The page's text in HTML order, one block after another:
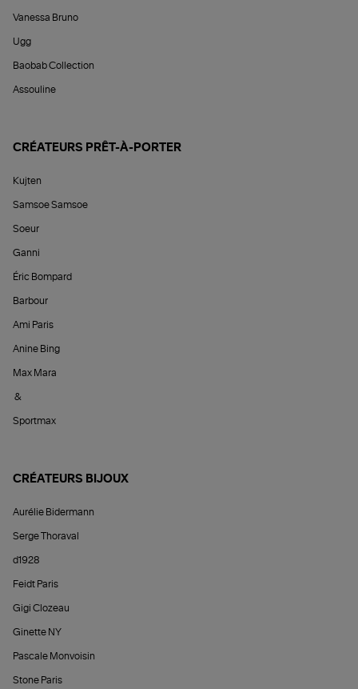
Vanessa Bruno
Ugg
Baobab Collection
Assouline
CRÉATEURS PRÊT-À-PORTER
Kujten
Samsoe Samsoe
Soeur
Ganni
Éric Bompard
Barbour
Ami Paris
Anine Bing
Max Mara
&
Sportmax
CRÉATEURS BIJOUX
Aurélie Bidermann
Serge Thoraval
d1928
Feidt Paris
Gigi Clozeau
Ginette NY
Pascale Monvoisin
Stone Paris